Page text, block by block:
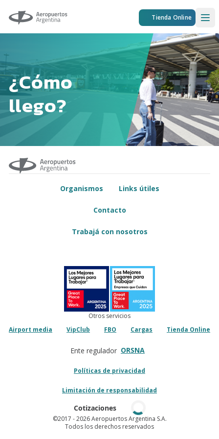
Aeropuertos Argentina Tienda Online
¿Cómo
llego?
Organismos Links útiles
Contacto
Trabajá con nosotros
Otros servicios
Airport media
VipClub FBO Cargas Tienda Online
Ente regulador ORSNA
Políticas de privacidad
Limitación de responsabilidad
Cotizaciones
©2017 - 2026 Aeropuertos Argentina S.A.
Todos los derechos reservados